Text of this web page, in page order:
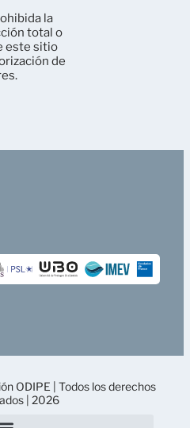
la
total o
este sitio
de
ODIPE | Todos los derechos
| 2026